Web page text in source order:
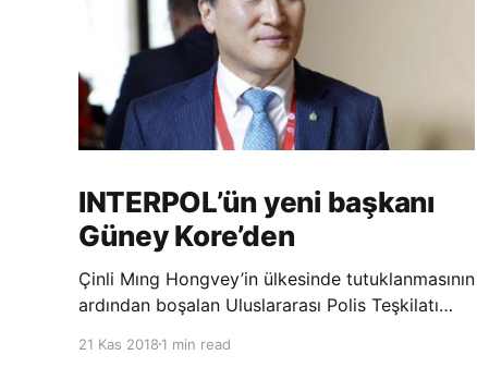
INTERPOL’ün yeni başkanı
Güney Kore’den
Çinli Mıng Hongvey’in ülkesinde tutuklanmasının
ardından boşalan Uluslararası Polis Teşkilatı
Jong Yang seçildi. INTERPOL Genel Kurulu’nun
21 Kas 2018 1 min read